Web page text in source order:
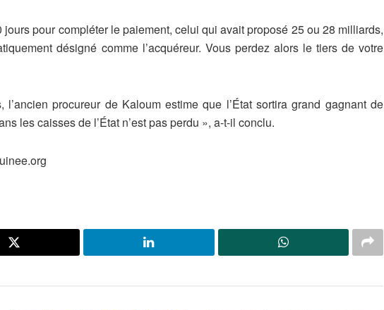
pour compléter le paiement, celui qui avait proposé 25 ou 28 milliards,
désigné comme l’acquéreur. Vous perdez alors le tiers de votre
procureur de Kaloum estime que l’État sortira grand gagnant de
les caisses de l’État n’est pas perdu », a-t-il conclu.